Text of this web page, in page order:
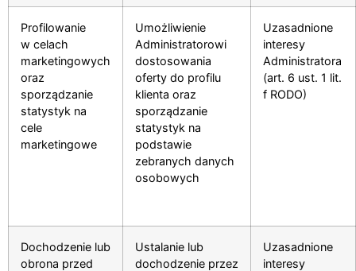
Profilowanie
w celach
marketingowych
oraz
sporządzanie
statystyk na
cele
marketingowe
Umożliwienie
Administratorowi
dostosowania
oferty do profilu
klienta oraz
sporządzanie
statystyk na
podstawie
zebranych danych
osobowych
Uzasadnione
interesy
Administratora
(art. 6 ust. 1 lit.
f RODO)
Dochodzenie lub
obrona przed
Ustalanie lub
dochodzenie przez
Uzasadnione
interesy